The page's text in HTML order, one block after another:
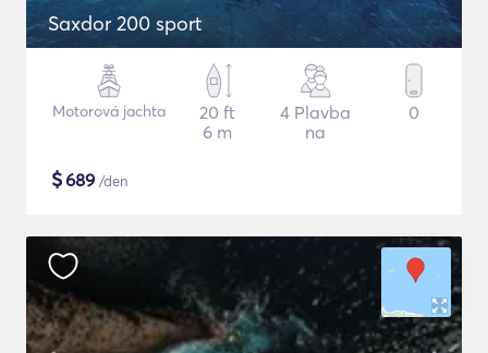
Saxdor 200 sport
Motorová jachta
20 ft
6 m
4 Plavba
na
0
$689 /den